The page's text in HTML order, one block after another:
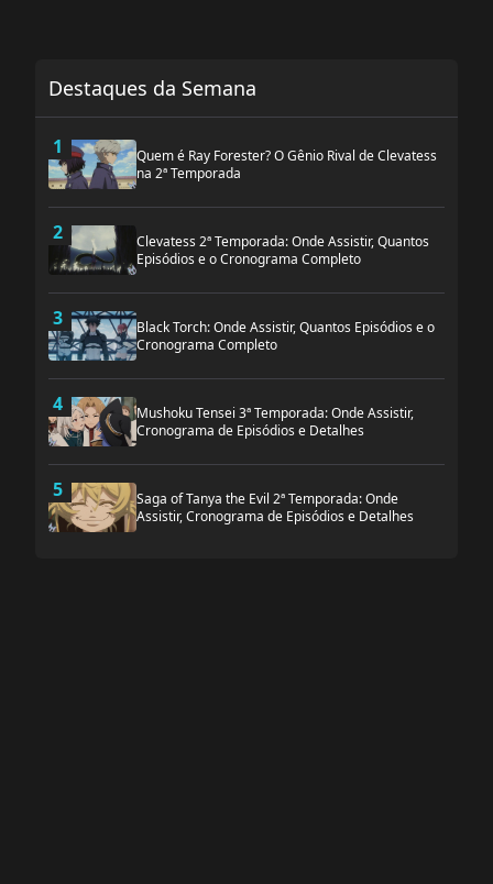
Destaques da Semana
1
Quem é Ray Forester? O Gênio Rival de Clevatess
na 2ª Temporada
2
Clevatess 2ª Temporada: Onde Assistir, Quantos
Episódios e o Cronograma Completo
3
Black Torch: Onde Assistir, Quantos Episódios e o
Cronograma Completo
4
Mushoku Tensei 3ª Temporada: Onde Assistir,
Cronograma de Episódios e Detalhes
5
Saga of Tanya the Evil 2ª Temporada: Onde
Assistir, Cronograma de Episódios e Detalhes